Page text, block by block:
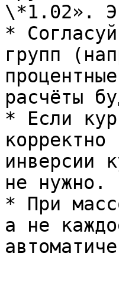
\*1.02».
*
групп
расчёты
* Если
инверсии
не нужно.
* При
а не